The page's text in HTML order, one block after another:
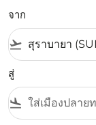
จาก
flight_takeoff
สู่
flight_land